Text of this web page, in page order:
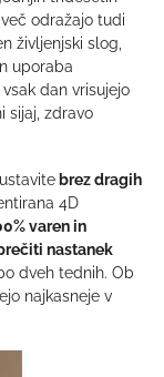
odražajo tudi
življenjski slog,
uporaba
dan vrisujejo
sijaj, zdravo
brez dragih
4D
varen in
nastanek
dveh tednih. Ob
najkasneje v